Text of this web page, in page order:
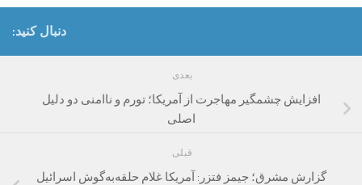
دنبال کنید:
بعدی
افزایش چشمگیر مهاجرت از آمریکا؛ تورم و ناامنی دو دلیل
اصلی
قبلی
گزارش مشرق؛ جیمز فتزر: آمریکا غلام حلقه‌به‌گوش اسرائیل